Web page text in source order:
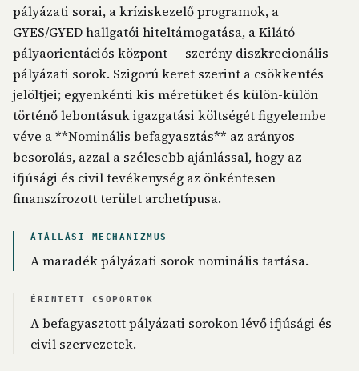
pályázati sorai, a kríziskezelő programok, a
GYES/GYED hallgatói hiteltámogatása, a Kilátó
pályaorientációs központ — szerény diszkrecionális
pályázati sorok. Szigorú keret szerint a csökkentés
jelöltjei; egyenkénti kis méretüket és külön-külön
történő lebontásuk igazgatási költségét figyelembe
véve a **Nominális befagyasztás** az arányos
besorolás, azzal a szélesebb ajánlással, hogy az
ifjúsági és civil tevékenység az önkéntesen
finanszírozott terület archetípusa.
ÁTÁLLÁSI MECHANIZMUS
A maradék pályázati sorok nominális tartása.
ÉRINTETT CSOPORTOK
A befagyasztott pályázati sorokon lévő ifjúsági és
civil szervezetek.